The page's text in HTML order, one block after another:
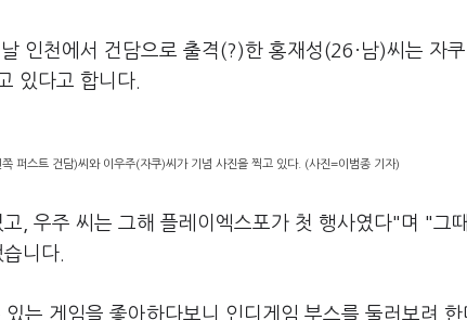
인천에서 건담으로 출격(?)한 홍재성(26·남)씨는 자
있다고 합니다.
퍼스트 건담)씨와 이우주(자쿠)씨가 기념 사진을 찍고 있다. (사진=이범종 기자)
, 우주 씨는 그해 플레이엑스포가 첫 행사였다"며 "그
니다.
는 게임을 좋아하다보니 인디게임 부스를 둘러보려